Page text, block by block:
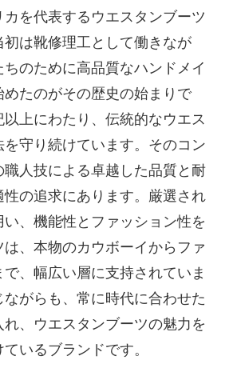
を代表するウエスタンブーツ
は靴修理工として働きなが
ちのために高品質なハンドメイ
めたのがその歴史の始まりで
上にわたり、伝統的なウエス
を守り続けています。そのコン
職人技による卓越した品質と耐
性の追求にあります。厳選され
、機能性とファッション性を
、本物のカウボーイからファ
、幅広い層に支持されていま
がらも、常に時代に合わせた
、ウエスタンブーツの魅力を
いるブランドです。